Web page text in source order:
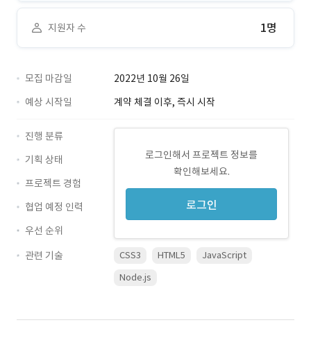
지원자 수 1명
모집 마감일
2022년 10월 26일
예상 시작일
계약 체결 이후, 즉시 시작
로그인해서 프로젝트 정보를
확인해보세요.
로그인
진행 분류
기획 상태
프로젝트 경험
협업 예정 인력
우선 순위
관련 기술
CSS3 HTML5
JavaScript
Node.js